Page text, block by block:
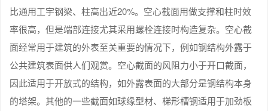
比通用工宇钢梁、柱高出近20%。空心截面用做支撑和柱时效
率很高，但是端部连接尤其采用螺栓连接时构造复杂。空心截
面经常用于建筑的外表至关重要的情况下，例如钢结构外露于
公共建筑表面供人们观赏。空心截面的风阻力小于开口截面，
因此适用于开放式的结构，如外露表面的大部分是钢结构本身
的塔架。其他的一些截面如球缘型材、梯形槽钢适用于加劲板